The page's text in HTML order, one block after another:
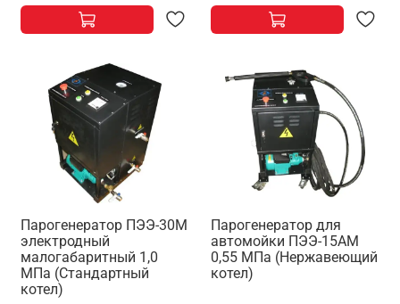
Парогенератор ПЭЭ-30М
электродный
малогабаритный 1,0
МПа (Стандартный
котел)
Парогенератор для
автомойки ПЭЭ-15АМ
0,55 МПа (Нержавеющий
котел)